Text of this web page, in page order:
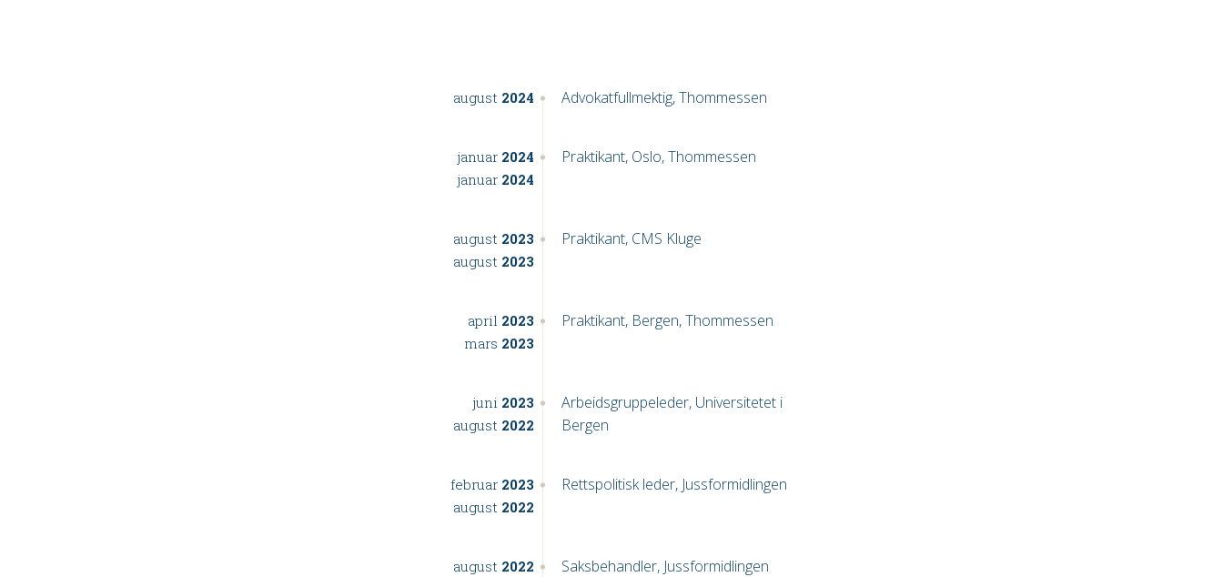
august 2024 Advokatfullmektig, Thommessen
januar 2024
januar 2024
Praktikant, Oslo, Thommessen
august 2023
august 2023
Praktikant, CMS Kluge
april 2023
mars 2023
Praktikant, Bergen, Thommessen
juni 2023
august 2022
Arbeidsgruppeleder, Universitetet i
Bergen
februar 2023
august 2022
Rettspolitisk leder, Jussformidlingen
august 2022
Saksbehandler, Jussformidlingen